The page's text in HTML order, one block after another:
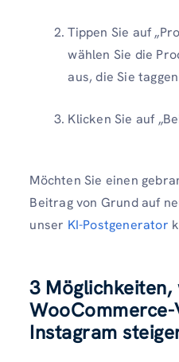
Tippen Sie auf
wählen Sie die
aus, die Sie
Klicken Sie auf
Möchten Sie einen
Beitrag von Grund auf
unser KI-Postgenerator
3 Möglichkeiten,
Instagram